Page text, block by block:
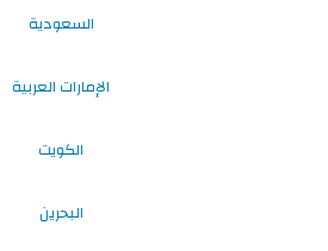
السعودية
الإمارات العربية
الكويت
البحرين